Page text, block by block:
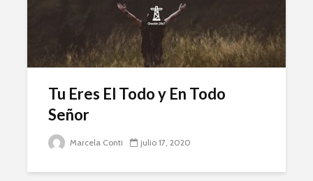
Tu Eres El Todo y En Todo
Señor
Marcela Conti julio 17, 2020